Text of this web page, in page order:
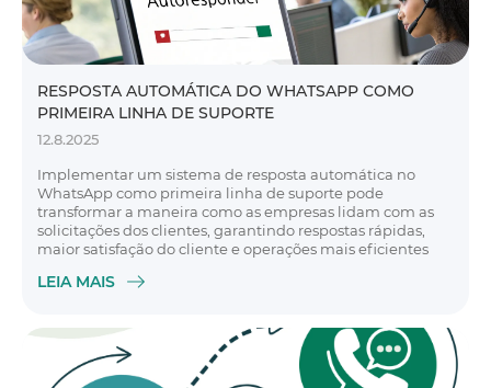
RESPOSTA AUTOMÁTICA DO WHATSAPP COMO
PRIMEIRA LINHA DE SUPORTE
12.8.2025
Implementar um sistema de resposta automática no
WhatsApp como primeira linha de suporte pode
transformar a maneira como as empresas lidam com as
solicitações dos clientes, garantindo respostas rápidas,
maior satisfação do cliente e operações mais eficientes
LEIA MAIS